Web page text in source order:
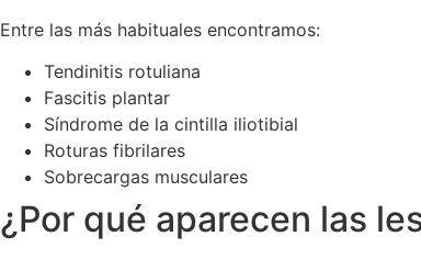
Entre las más habituales encontramos:
Tendinitis rotuliana
Fascitis plantar
Síndrome de la cintilla iliotibial
Roturas fibrilares
Sobrecargas musculares
¿Por qué aparecen las